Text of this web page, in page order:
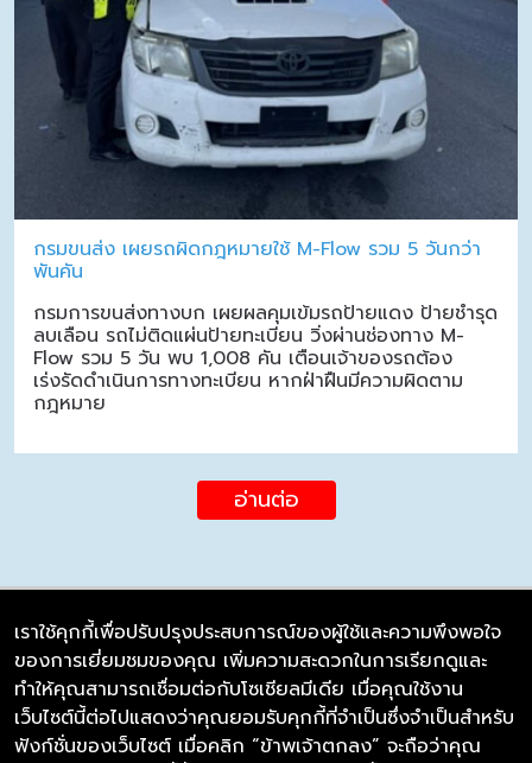
กรมขนส่ง เผยรถผิดกฎหมายใช้ M-Flow รวม 5 วันกว่า
พันคัน
กรมการขนส่งทางบก เผยผลคุมเข้มรถป้ายแดง ป้ายชำรุด
ลบเลือน รถไม่ติดแผ่นป้ายทะเบียน วิ่งผ่านช่องทาง M-
Flow รวม 5 วัน พบ 1,008 คัน เตือนเจ้าของรถต้อง
เร่งรัดดำเนินการทางทะเบียน หากฝ่าฝืนมีความผิดตาม
กฎหมาย
อ่านต่อ
บริษัท ซิมลิงค์ จำกัด
98/226 Bangrakyai-Baanmai Road,
Bangyai, Nonthaburi 11140
เราใช้คุกกี้เพื่อปรับปรุงประสบการณ์ของผู้ใช้และความพึงพอใจ
ของการเยี่ยมชมของคุณ เพิ่มความสะดวกในการเรียกดูและ
ทำให้คุณสามารถเชื่อมต่อกับโซเชียลมีเดีย เมื่อคุณใช้งาน
เว็บไซต์นี้ต่อไปแสดงว่าคุณยอมรับคุกกี้ที่จำเป็นซึ่งจำเป็นสำหรับ
ฟังก์ชั่นของเว็บไซต์ เมื่อคลิก “ข้าพเจ้าตกลง” จะถือว่าคุณ